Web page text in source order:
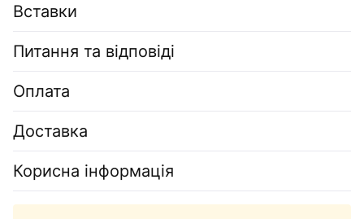
Вставки
Питання та відповіді
Оплата
Доставка
Корисна інформація